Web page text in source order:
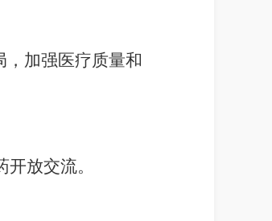
加强医疗质量和
放交流。